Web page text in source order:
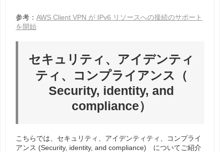
参考： AWS Client VPN が IPv6 リソースへの接続のサポート
を開始
セキュリティ、アイデンティ
ティ、コンプライアンス（
Security, identity, and
compliance）
こちらでは、セキュリティ、アイデンティティ、コンプライ
アンス (Security, identity, and compliance) についてご紹介